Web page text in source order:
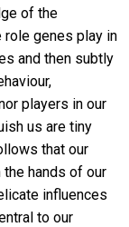
of the
genes play in
and then subtly
players in our
us are tiny
that our
the hands of our
influences
to our